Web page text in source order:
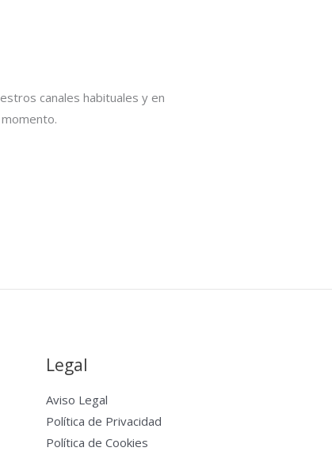
canales habituales y en
Legal
Aviso Legal
Política de Privacidad
Política de Cookies